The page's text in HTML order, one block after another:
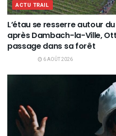
ACTU TRAIL
L’étau se resserre autour
après Dambach-la-Ville,
passage dans sa forêt
6 AOÛT 2026